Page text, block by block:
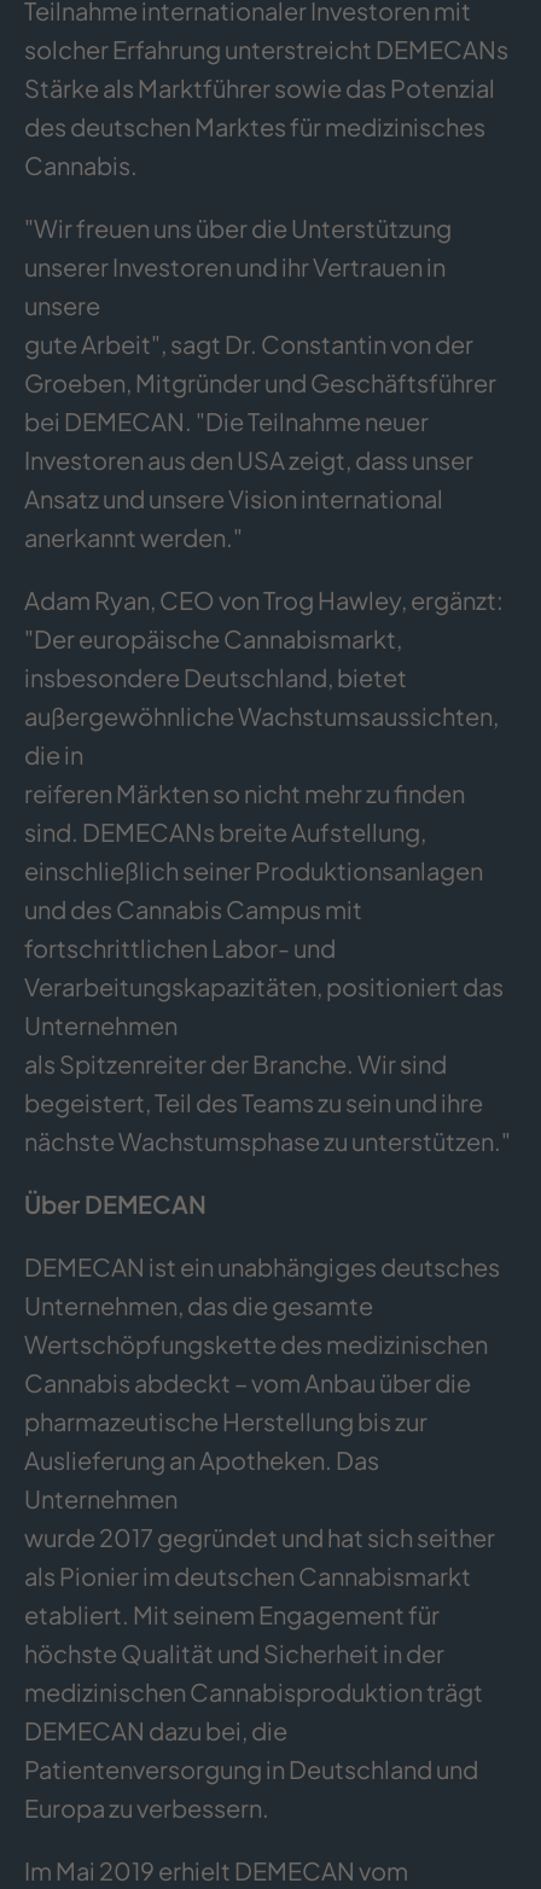
Teilnahme internationaler Investoren mit
solcher Erfahrung unterstreicht DEMECANs
Stärke als Marktführer sowie das Potenzial
des deutschen Marktes für medizinisches
Cannabis.
"Wir freuen uns über die Unterstützung
unserer Investoren und ihr Vertrauen in
unsere
gute Arbeit", sagt Dr. Constantin von der
Groeben, Mitgründer und Geschäftsführer
bei DEMECAN. "Die Teilnahme neuer
Investoren aus den USA zeigt, dass unser
Ansatz und unsere Vision international
anerkannt werden."
Adam Ryan, CEO von Trog Hawley, ergänzt:
"Der europäische Cannabismarkt,
insbesondere Deutschland, bietet
außergewöhnliche Wachstumsaussichten,
die in
reiferen Märkten so nicht mehr zu finden
sind. DEMECANs breite Aufstellung,
einschließlich seiner Produktionsanlagen
und des Cannabis Campus mit
fortschrittlichen Labor- und
Verarbeitungskapazitäten, positioniert das
Unternehmen
als Spitzenreiter der Branche. Wir sind
begeistert, Teil des Teams zu sein und ihre
nächste Wachstumsphase zu unterstützen."
Über DEMECAN
DEMECAN ist ein unabhängiges deutsches
Unternehmen, das die gesamte
Wertschöpfungskette des medizinischen
Cannabis abdeckt – vom Anbau über die
pharmazeutische Herstellung bis zur
Auslieferung an Apotheken. Das
Unternehmen
wurde 2017 gegründet und hat sich seither
als Pionier im deutschen Cannabismarkt
etabliert. Mit seinem Engagement für
höchste Qualität und Sicherheit in der
medizinischen Cannabisproduktion trägt
DEMECAN dazu bei, die
Patientenversorgung in Deutschland und
Europa zu verbessern.
Im Mai 2019 erhielt DEMECAN vom